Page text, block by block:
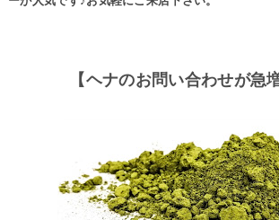
【ヘナのお問い合わせが急